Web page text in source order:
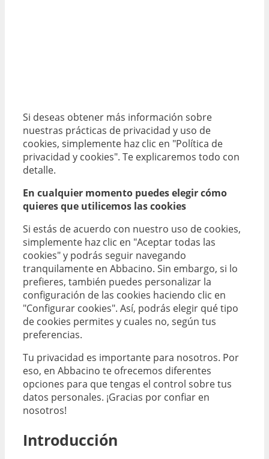
Si deseas obtener más información sobre
nuestras prácticas de privacidad y uso de
cookies, simplemente haz clic en "Política de
privacidad y cookies". Te explicaremos todo con
detalle.
En cualquier momento puedes elegir cómo
quieres que utilicemos las cookies
Si estás de acuerdo con nuestro uso de cookies,
simplemente haz clic en "Aceptar todas las
cookies" y podrás seguir navegando
tranquilamente en Abbacino. Sin embargo, si lo
prefieres, también puedes personalizar la
configuración de las cookies haciendo clic en
"Configurar cookies". Así, podrás elegir qué tipo
de cookies permites y cuales no, según tus
preferencias.
Tu privacidad es importante para nosotros. Por
eso, en Abbacino te ofrecemos diferentes
opciones para que tengas el control sobre tus
datos personales. ¡Gracias por confiar en
nosotros!
Introducción